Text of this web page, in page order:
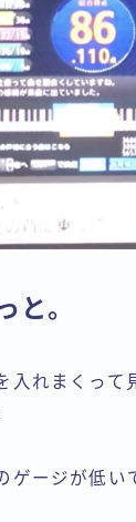
と。
入れまくって
ゲージが低い